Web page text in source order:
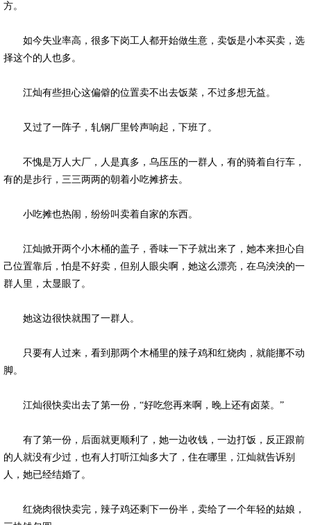
方。
如今失业率高，很多下岗工人都开始做生意，卖饭是小本买卖，选
择这个的人也多。
江灿有些担心这偏僻的位置卖不出去饭菜，不过多想无益。
又过了一阵子，轧钢厂里铃声响起，下班了。
不愧是万人大厂，人是真多，乌压压的一群人，有的骑着自行车，
有的是步行，三三两两的朝着小吃摊挤去。
小吃摊也热闹，纷纷叫卖着自家的东西。
江灿掀开两个小木桶的盖子，香味一下子就出来了，她本来担心自
己位置靠后，怕是不好卖，但别人眼尖啊，她这么漂亮，在乌泱泱的一
群人里，太显眼了。
她这边很快就围了一群人。
只要有人过来，看到那两个木桶里的辣子鸡和红烧肉，就能挪不动
脚。
江灿很快卖出去了第一份，“好吃您再来啊，晚上还有卤菜。”
有了第一份，后面就更顺利了，她一边收钱，一边打饭，反正跟前
的人就没有少过，也有人打听江灿多大了，住在哪里，江灿就告诉别
人，她已经结婚了。
红烧肉很快卖完，辣子鸡还剩下一份半，卖给了一个年轻的姑娘，